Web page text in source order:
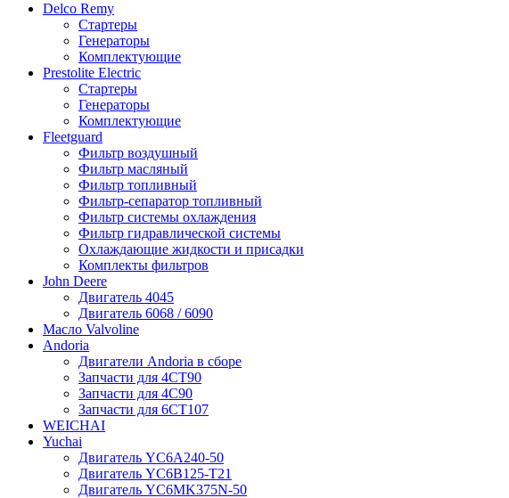
Delco Remy
Стартеры
Генераторы
Комплектующие
Prestolite Electric
Стартеры
Генераторы
Комплектующие
Fleetguard
Фильтр воздушный
Фильтр масляный
Фильтр топливный
Фильтр-сепаратор топливный
Фильтр системы охлаждения
Фильтр гидравлической системы
Охлаждающие жидкости и присадки
Комплекты фильтров
John Deere
Двигатель 4045
Двигатель 6068 / 6090
Масло Valvoline
Andoria
Двигатели Andoria в сборе
Запчасти для 4CT90
Запчасти для 4С90
Запчасти для 6CT107
WEICHAI
Yuchai
Двигатель YC6A240-50
Двигатель YC6B125-T21
Двигатель YC6MK375N-50